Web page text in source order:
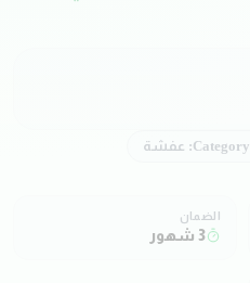
Category: عفشة
الضمان
3 شهور